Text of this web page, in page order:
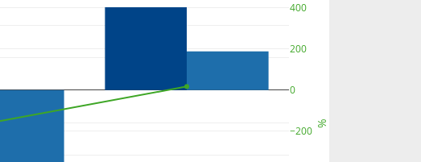
−200
0
200
400
%